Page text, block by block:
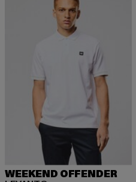
WEEKEND OFFENDER